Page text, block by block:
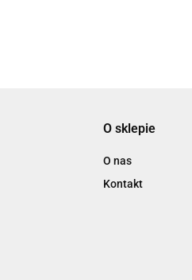
O sklepie
O nas
Kontakt